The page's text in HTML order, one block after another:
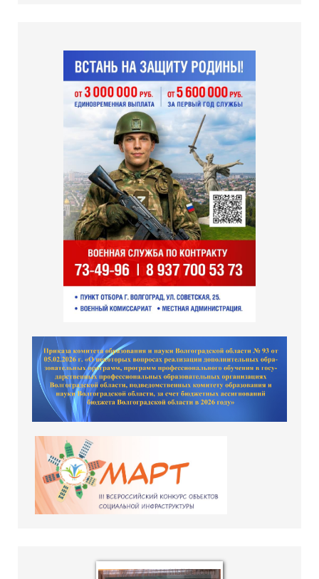
hislider.com